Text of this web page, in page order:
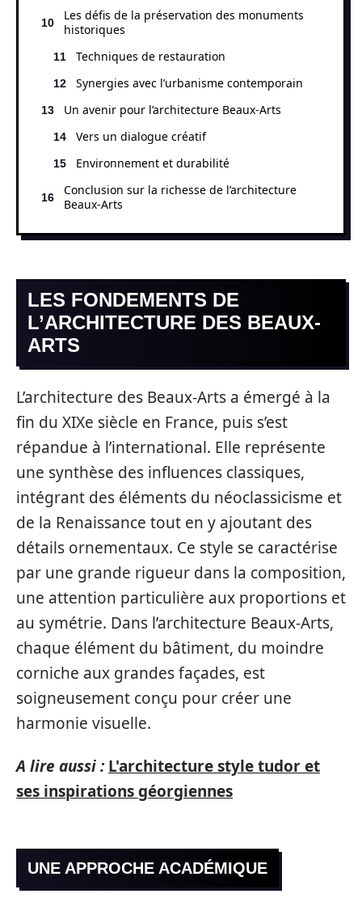
Les défis de la préservation des monuments
historiques
Techniques de restauration
Synergies avec l’urbanisme contemporain
Un avenir pour l’architecture Beaux-Arts
Vers un dialogue créatif
Environnement et durabilité
Conclusion sur la richesse de l’architecture
Beaux-Arts
LES FONDEMENTS DE
L’ARCHITECTURE DES BEAUX-
ARTS
L’architecture des Beaux-Arts a émergé à la
fin du XIXe siècle en France, puis s’est
répandue à l’international. Elle représente
une synthèse des influences classiques,
intégrant des éléments du néoclassicisme et
de la Renaissance tout en y ajoutant des
détails ornementaux. Ce style se caractérise
par une grande rigueur dans la composition,
une attention particulière aux proportions et
au symétrie. Dans l’architecture Beaux-Arts,
chaque élément du bâtiment, du moindre
corniche aux grandes façades, est
soigneusement conçu pour créer une
harmonie visuelle.
A lire aussi : L'architecture style tudor et
ses inspirations géorgiennes
UNE APPROCHE ACADÉMIQUE